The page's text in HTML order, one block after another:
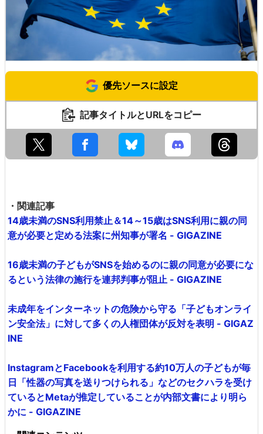
優先ソースに設定
記事タイトルとURLをコピー
・関連記事
14歳未満のSNS利用禁止＆14～15歳はSNS利用に親の同
意が必要と定める法案に州知事が署名 - GIGAZINE
16歳未満の子どもがSNSを始めるのに親の同意が必要にな
るという法律の施行を連邦判事が阻止 - GIGAZINE
未成年をインターネットの危険から守る「子どもオンライ
ン安全法」に対して多くの人権団体が反対を表明 - GIGAZ
INE
InstagramとFacebookを利用する約10万人の子どもが毎
日「性器の写真を送りつけられる」などのセクハラを受け
ているとMetaが推定していることが内部文書により明ら
かに - GIGAZINE